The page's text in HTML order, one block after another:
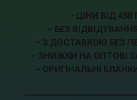
- ЦІНИ ВІД 450
– БЕЗ
– З ДОСТАВКОЮ БЕЗ
– ЗНИЖКИ НА ОПТОВІ
– ОРИГІНАЛЬНІ